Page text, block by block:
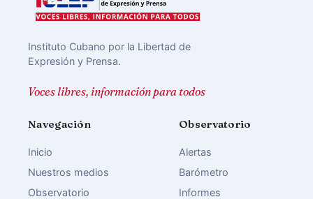
Instituto Cubano por la Libertad de
Expresión y Prensa.
Voces libres, información para todos
Navegación
Inicio
Nuestros medios
Observatorio
Observatorio
Alertas
Barómetro
Informes